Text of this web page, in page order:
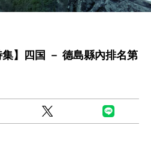
集】四国 － 德島縣內排名第